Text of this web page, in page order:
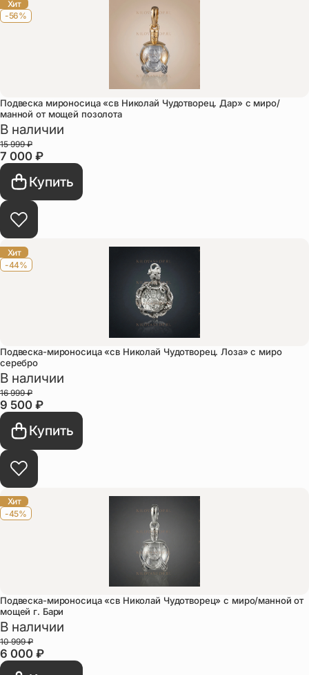
Хит
-56%
Подвеска мироносица «св Николай Чудотворец. Дар» с миро/
манной от мощей позолота
В наличии
7 000 ₽
15 999₽
Купить
Хит
-44%
Подвеска-мироносица «св Николай Чудотворец. Лоза» с миро
серебро
В наличии
9 500 ₽
16 999₽
Купить
Хит
-45%
Подвеска-мироносица «св Николай Чудотворец» с миро/манной от
мощей г. Бари
В наличии
6 000 ₽
10 999₽